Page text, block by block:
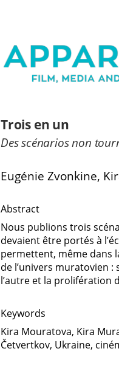
Trois en un
Des scénarios non
Eugénie Zvonkine,
Abstract
Nous publions trois
devaient être portés à
permettent, même dans
de l’univers muratovien
l’autre et la prolifération
Keywords
Kira Mouratova, Kira
Četvertkov, Ukraine,